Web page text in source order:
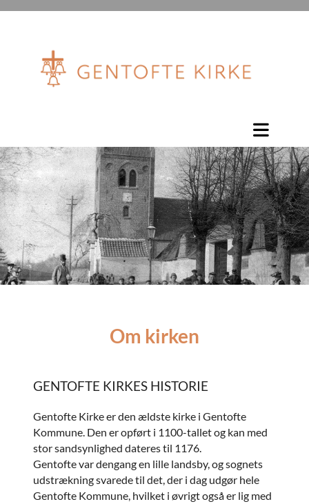
Om kirken
GENTOFTE KIRKES HISTORIE
Gentofte Kirke er den ældste kirke i Gentofte
Kommune. Den er opført i 1100-tallet og kan med
stor sandsynlighed dateres til 1176.
Gentofte var dengang en lille landsby, og sognets
udstrækning svarede til det, der i dag udgør hele
Gentofte Kommune, hvilket i øvrigt også er lig med